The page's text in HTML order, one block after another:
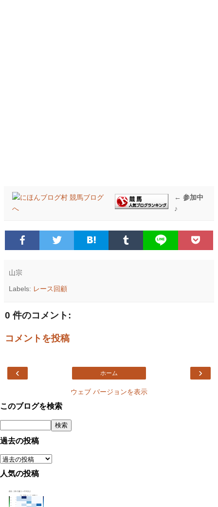
← 参加中
♪
山宗
Labels: レース回顧
0 件のコメント:
コメントを投稿
‹ ›
ホーム
ウェブ バージョンを表示
このブログを検索
過去の投稿
人気の投稿